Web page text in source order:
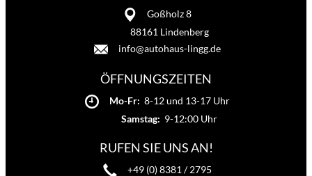
Goßholz 8
88161 Lindenberg
info@autohaus-lingg.de
ÖFFNUNGSZEITEN
Mo-Fr: 8-12 und 13-17 Uhr
Samstag: 9-12:00 Uhr
RUFEN SIE UNS AN!
+49 (0) 8381 / 2795